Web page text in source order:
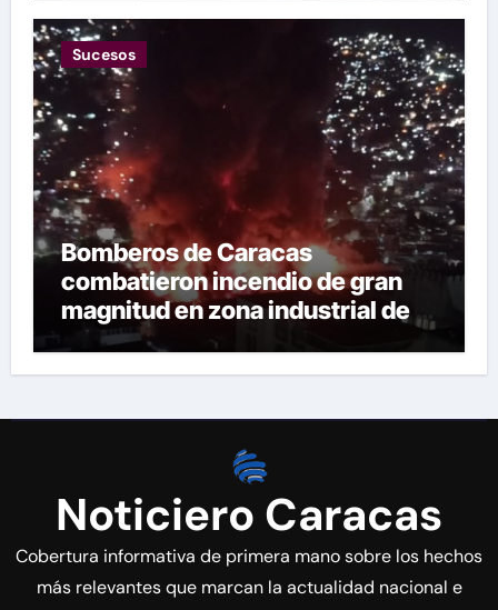
Sucesos
Bomberos de Caracas
combatieron incendio de gran
magnitud en zona industrial de El
Llanito
Noticiero Caracas
Cobertura informativa de primera mano sobre los hechos
más relevantes que marcan la actualidad nacional e